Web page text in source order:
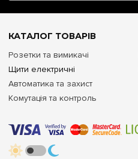
КАТАЛОГ ТОВАРІВ
Розетки та вимикачі
Щити електричні
Автоматика та захист
Комутація та контроль